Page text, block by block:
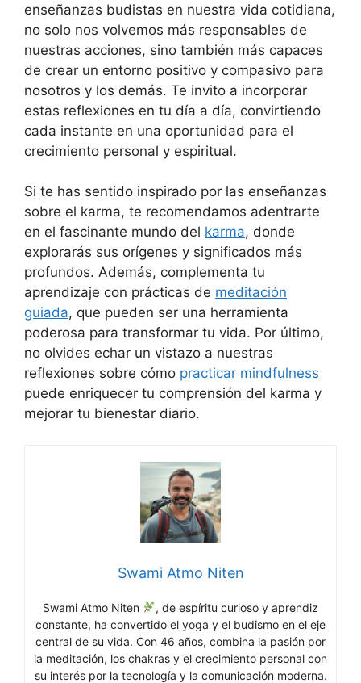
enseñanzas budistas en nuestra vida cotidiana,
no solo nos volvemos más responsables de
nuestras acciones, sino también más capaces
de crear un entorno positivo y compasivo para
nosotros y los demás. Te invito a incorporar
estas reflexiones en tu día a día, convirtiendo
cada instante en una oportunidad para el
crecimiento personal y espiritual.
Si te has sentido inspirado por las enseñanzas
sobre el karma, te recomendamos adentrarte
en el fascinante mundo del karma, donde
explorarás sus orígenes y significados más
profundos. Además, complementa tu
aprendizaje con prácticas de meditación
guiada, que pueden ser una herramienta
poderosa para transformar tu vida. Por último,
no olvides echar un vistazo a nuestras
reflexiones sobre cómo practicar mindfulness
puede enriquecer tu comprensión del karma y
mejorar tu bienestar diario.
Swami Atmo Niten
Swami Atmo Niten
, de espíritu curioso y aprendiz
constante, ha convertido el yoga y el budismo en el eje
central de su vida. Con 46 años, combina la pasión por
la meditación, los chakras y el crecimiento personal con
su interés por la tecnología y la comunicación moderna.